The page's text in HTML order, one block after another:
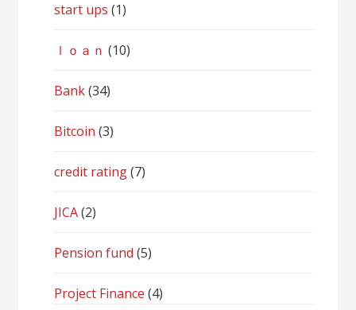
start ups (1)
ｌｏａｎ (10)
Bank(34)
Bitcoin (3)
credit rating(7)
JICA(2)
Pension fund (5)
Project Finance (4)